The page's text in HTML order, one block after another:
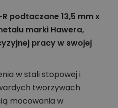
podtaczane 13,5 mm x
marki Hawera,
pracy w swojej
w stali stopowej i
tworzywach
mocowania w